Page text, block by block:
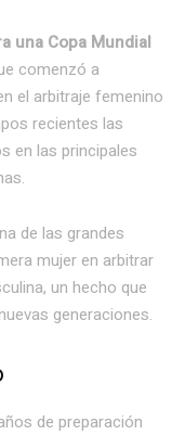
una Copa Mundial
comenzó a
el arbitraje femenino
recientes las
en las principales
de las grandes
mujer en arbitrar
un hecho que
generaciones.
de preparación